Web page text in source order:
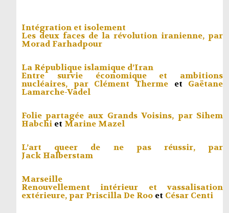
Intégration et isolement
Les deux faces de la révolution iranienne, par
Morad Farhadpour
La République islamique d’Iran
Entre survie économique et ambitions
nucléaires, par Clément Thermeet Gaëtane
Lamarche-Vadel
Folie partagée aux Grands Voisins, par Sihem
Habchiet Marine Mazel
L’art queer de ne pas réussir, par
Jack Halberstam
Marseille
Renouvellement intérieur et vassalisation
extérieure, par Priscilla De Rooet César Centi